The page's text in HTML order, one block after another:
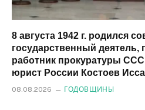
8 августа 1942 г. родился
государственный
работник прокуратуры
юрист России Костоев
08.08.2026 ГОДОВЩИНЫ